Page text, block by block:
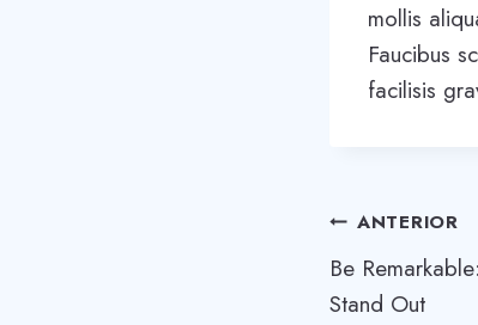
mollis
Faucibus
facilisis
de
ANTERIOR
Be
Stand Out